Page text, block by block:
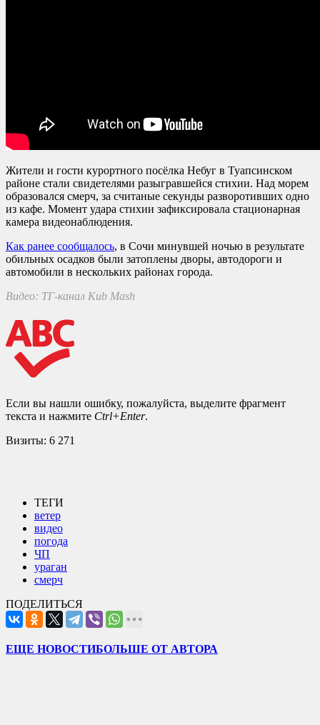
Жители и гости курортного посёлка Небуг в Туапсинском
районе стали свидетелями разыгравшейся стихии. Над морем
образовался смерч, за считаные секунды разворотивших одно
из кафе. Момент удара стихии зафиксировала стационарная
камера видеонаблюдения.
Как ранее сообщалось, в Сочи минувшей ночью в результате
обильных осадков были затоплены дворы, автодороги и
автомобили в нескольких районах города.
Видео: ТГ-канал Kub Mash
Если вы нашли ошибку, пожалуйста, выделите фрагмент
текста и нажмите Ctrl+Enter.
Визиты: 6 271
ТЕГИ
ветер
видео
погода
ЧП
ураган
смерч
ПОДЕЛИТЬСЯ
ЕЩЕ НОВОСТИБОЛЬШЕ ОТ АВТОРА